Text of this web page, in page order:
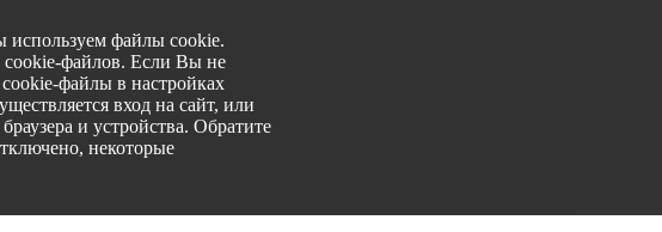
используем файлы cookie.
cookie-файлов. Если Вы не
файлы в настройках
вход на сайт, или
и устройства. Обратите
некоторые